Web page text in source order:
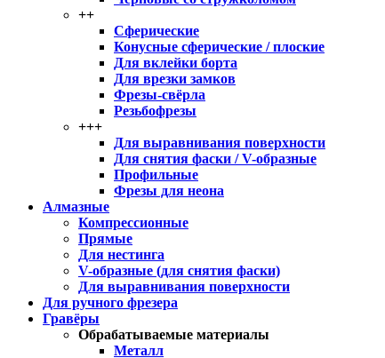
++
Сферические
Конусные сферические / плоские
Для вклейки борта
Для врезки замков
Фрезы-свёрла
Резьбофрезы
+++
Для выравнивания поверхности
Для снятия фаски / V-образные
Профильные
Фрезы для неона
Алмазные
Компрессионные
Прямые
Для нестинга
V-образные (для снятия фаски)
Для выравнивания поверхности
Для ручного фрезера
Гравёры
Обрабатываемые материалы
Металл